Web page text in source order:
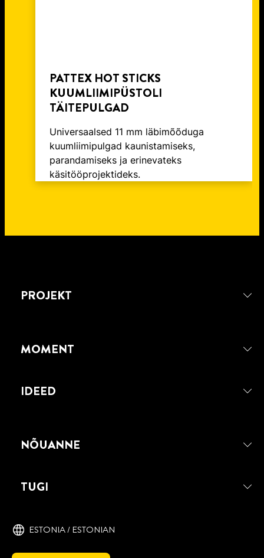
PATTEX HOT STICKS
KUUMLIIMIPÜSTOLI
TÄITEPULGAD
Universaalsed 11 mm läbimõõduga
kuumliimipulgad kaunistamiseks,
parandamiseks ja erinevateks
käsitööprojektideks.
MOMENT SPRAY PIHUSTATAV
PROJEKT
MOMENT
IDEED
NÕUANNE
TUGI
ESTONIA / ESTONIAN